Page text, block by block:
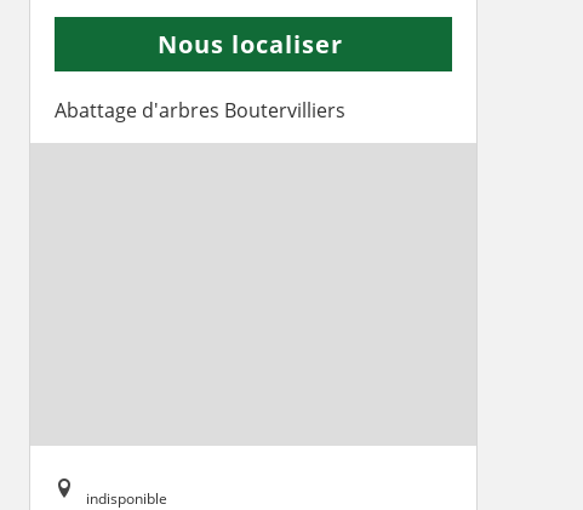
Nous localiser
Abattage d'arbres Boutervilliers
indisponible